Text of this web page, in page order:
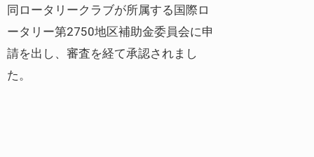
同ロータリークラブが所属する国際ロ
ータリー第2750地区補助金委員会に申
請を出し、審査を経て承認されまし
た。